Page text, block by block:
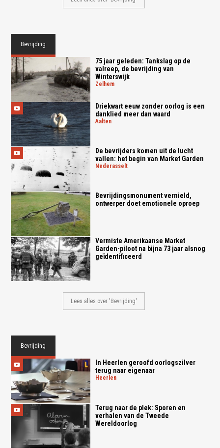
Bevrijding
75 jaar geleden: Tankslag op de
valreep, de bevrijding van
Winterswijk
zelhem
Driekwart eeuw zonder oorlog is een
danklied meer dan waard
aalten
De bevrijders komen uit de lucht
vallen: het begin van Market Garden
nederasselt
Bevrijdingsmonument vernield,
ontwerper doet emotionele oproep
Vermiste Amerikaanse Market
Garden-piloot na bijna 73 jaar alsnog
geïdentificeerd
Lees alles over 'Bevrijding'
Bevrijding
In Heerlen geroofd oorlogszilver
terug naar eigenaar
heerlen
Terug naar de plek: Sporen en
verhalen van de Tweede
Wereldoorlog